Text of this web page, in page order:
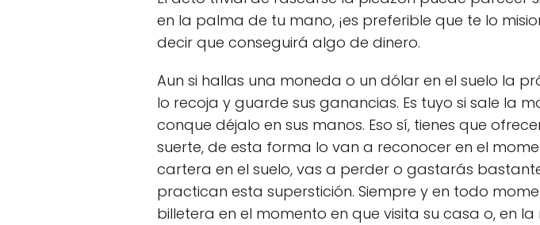
en la palma de tu mano, ¡es preferible que te lo
decir que conseguirá algo de dinero.
Aun si hallas una moneda o un dólar en el suelo la
lo recoja y guarde sus ganancias. Es tuyo si sale la
conque déjalo en sus manos. Eso sí, tienes que
suerte, de esta forma lo van a reconocer en el
cartera en el suelo, vas a perder o gastarás
practican esta superstición. Siempre y en todo
billetera en el momento en que visita su casa o, en